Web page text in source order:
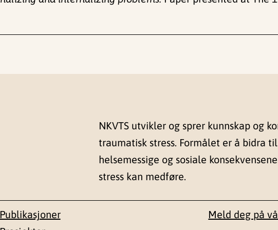
NKVTS utvikler og sprer kunnskap og
traumatisk stress. Formålet er å bidra
helsemessige og sosiale
stress kan medføre.
Meld deg på